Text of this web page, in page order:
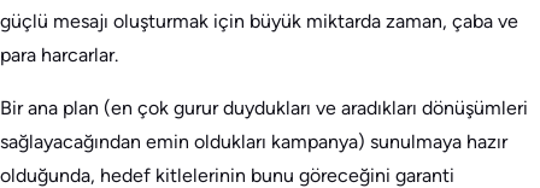
güçlü mesajı oluşturmak için büyük miktarda zaman, çaba ve
para harcarlar.
Bir ana plan (en çok gurur duydukları ve aradıkları dönüşümleri
sağlayacağından emin oldukları kampanya) sunulmaya hazır
olduğunda, hedef kitlelerinin bunu göreceğini garanti